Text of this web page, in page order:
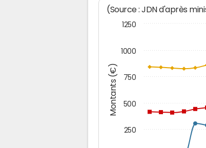
Montants (€)
(Source : JDN d'après
250
500
750
1000
1250